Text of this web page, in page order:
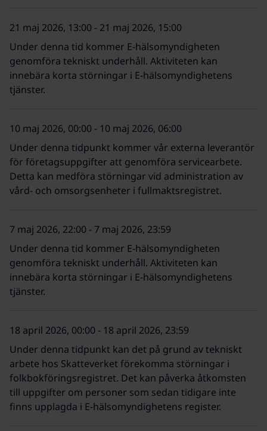
21 maj 2026, 13:00 - 21 maj 2026, 15:00
Under denna tid kommer E-hälsomyndigheten
genomföra tekniskt underhåll. Aktiviteten kan
innebära korta störningar i E-hälsomyndighetens
tjänster.
10 maj 2026, 00:00 - 10 maj 2026, 06:00
Under denna tidpunkt kommer vår externa leverantör
för företagsuppgifter att genomföra servicearbete.
Detta kan medföra störningar vid administration av
vård- och omsorgsenheter i fullmaktsregistret.
7 maj 2026, 22:00 - 7 maj 2026, 23:59
Under denna tid kommer E-hälsomyndigheten
genomföra tekniskt underhåll. Aktiviteten kan
innebära korta störningar i E-hälsomyndighetens
tjänster.
18 april 2026, 00:00 - 18 april 2026, 23:59
Under denna tidpunkt kan det på grund av tekniskt
arbete hos Skatteverket förekomma störningar i
folkbokföringsregistret. Det kan påverka åtkomsten
till uppgifter om personer som sedan tidigare inte
finns upplagda i E-hälsomyndighetens register.